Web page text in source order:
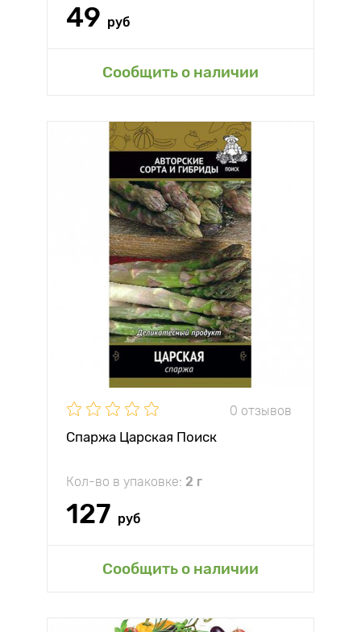
49 руб
Сообщить о наличии
0 отзывов
Спаржа Царская Поиск
Кол-во в упаковке: 2 г
127 руб
Сообщить о наличии